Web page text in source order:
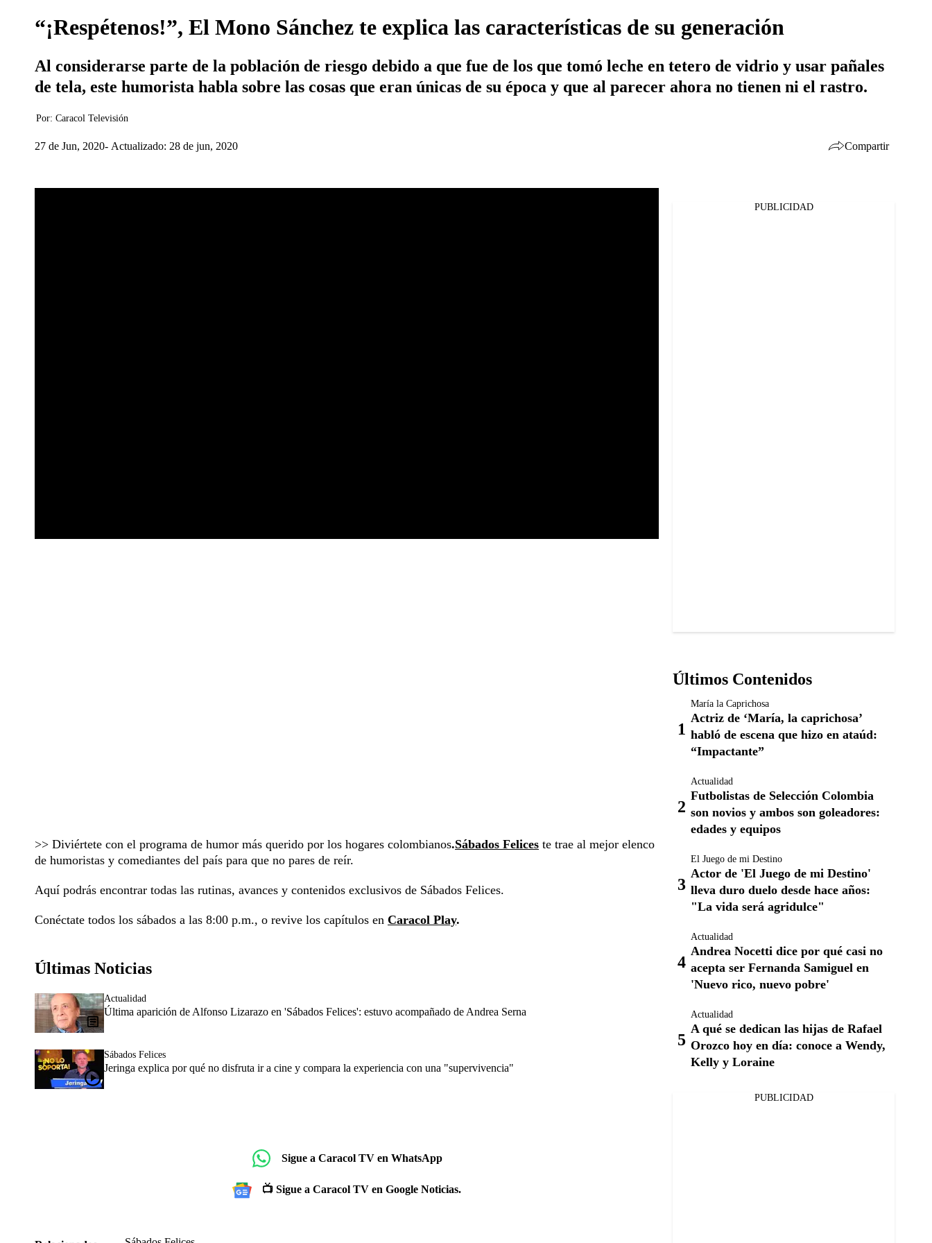
“¡Respétenos!”, El Mono Sánchez te explica las características de su generación
Al considerarse parte de la población de riesgo debido a que fue de los que tomó leche en tetero de vidrio y usar pañales
de tela, este humorista habla sobre las cosas que eran únicas de su época y que al parecer ahora no tienen ni el rastro.
Por: Caracol Televisión
27 de Jun, 2020 Actualizado: 28 de jun, 2020 Compartir
>> Diviértete con el programa de humor más querido por los hogares colombianos.Sábados Felices te trae al mejor elenco
de humoristas y comediantes del país para que no pares de reír.
Aquí podrás encontrar todas las rutinas, avances y contenidos exclusivos de Sábados Felices.
Conéctate todos los sábados a las 8:00 p.m., o revive los capítulos en Caracol Play.
Últimas Noticias
Actualidad
Última aparición de Alfonso Lizarazo en 'Sábados Felices': estuvo acompañado de Andrea Serna
Sábados Felices
Jeringa explica por qué no disfruta ir a cine y compara la experiencia con una "supervivencia"
Sigue a Caracol TV en WhatsApp
📺 Sigue a Caracol TV en Google Noticias.
PUBLICIDAD
Últimos Contenidos
María la Caprichosa
Actriz de ‘María, la caprichosa’
habló de escena que hizo en ataúd:
“Impactante”
Actualidad
Futbolistas de Selección Colombia
son novios y ambos son goleadores:
edades y equipos
El Juego de mi Destino
Actor de 'El Juego de mi Destino'
lleva duro duelo desde hace años:
"La vida será agridulce"
Actualidad
Andrea Nocetti dice por qué casi no
acepta ser Fernanda Samiguel en
'Nuevo rico, nuevo pobre'
Actualidad
A qué se dedican las hijas de Rafael
Orozco hoy en día: conoce a Wendy,
Kelly y Loraine
PUBLICIDAD